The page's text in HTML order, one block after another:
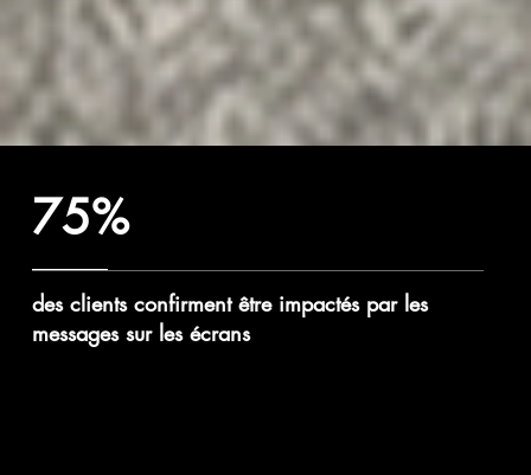
75%
des clients confirment être impactés par les
messages sur les écrans